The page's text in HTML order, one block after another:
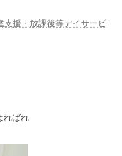
支援・放課後等デイサービ
ればれ